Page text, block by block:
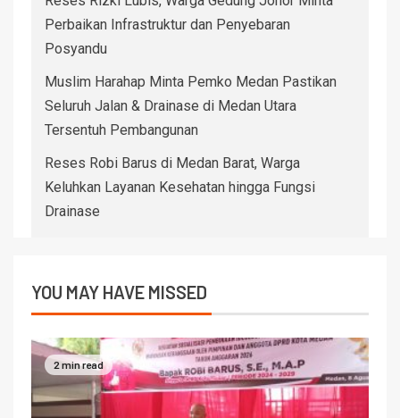
Perbaikan Infrastruktur dan Penyebaran
Posyandu
Muslim Harahap Minta Pemko Medan Pastikan
Seluruh Jalan & Drainase di Medan Utara
Tersentuh Pembangunan
Reses Robi Barus di Medan Barat, Warga
Keluhkan Layanan Kesehatan hingga Fungsi
Drainase
YOU MAY HAVE MISSED
2 min read